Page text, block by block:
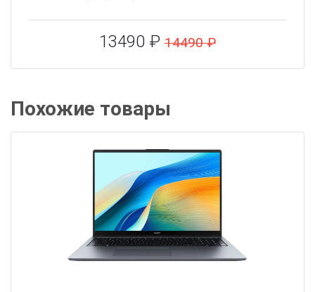
13490 ₽ 14490 ₽
Похожие товары